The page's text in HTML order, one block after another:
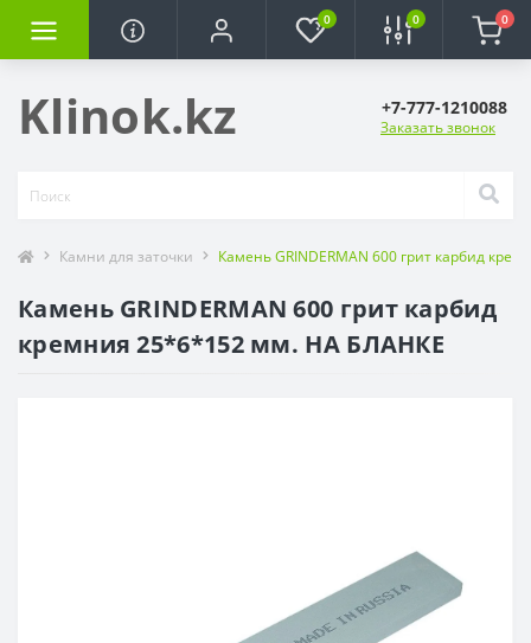
0 0 0
Klinok.kz +7-777-1210088
Заказать звонок
Камни для заточки Камень GRINDERMAN 600 грит карбид
Камень GRINDERMAN 600 грит карбид
кремния 25*6*152 мм. НА БЛАНКЕ